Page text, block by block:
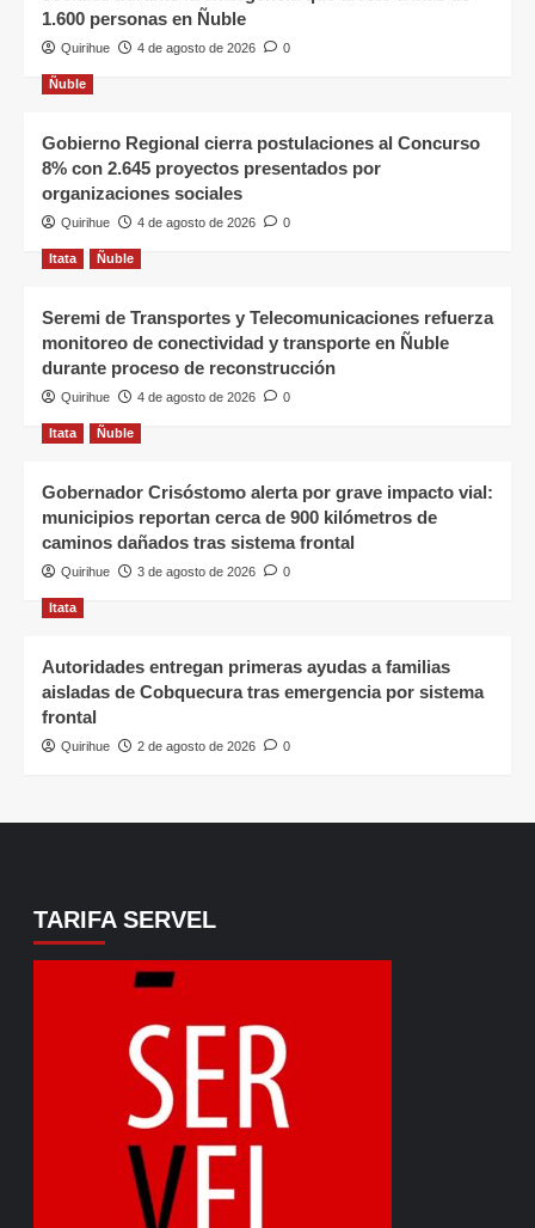
1.600 personas en Ñuble
Quirihue 4 de agosto de 2026 0
Ñuble
Gobierno Regional cierra postulaciones al Concurso
8% con 2.645 proyectos presentados por
organizaciones sociales
Quirihue 4 de agosto de 2026 0
Itata Ñuble
Seremi de Transportes y Telecomunicaciones refuerza
monitoreo de conectividad y transporte en Ñuble
durante proceso de reconstrucción
Quirihue 4 de agosto de 2026 0
Itata Ñuble
Gobernador Crisóstomo alerta por grave impacto vial:
municipios reportan cerca de 900 kilómetros de
caminos dañados tras sistema frontal
Quirihue 3 de agosto de 2026 0
Itata
Autoridades entregan primeras ayudas a familias
aisladas de Cobquecura tras emergencia por sistema
frontal
Quirihue 2 de agosto de 2026 0
TARIFA SERVEL